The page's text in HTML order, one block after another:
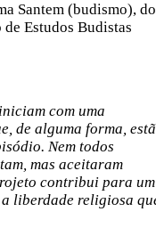
Santem (budismo), do
Estudos Budistas
com uma
de alguma forma,
Nem todos
mas aceitaram
contribui para um
liberdade religiosa